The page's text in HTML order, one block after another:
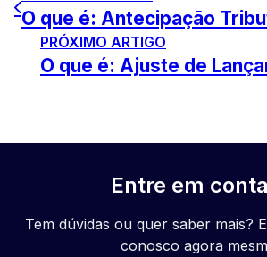
O que é: Antecipação
PRÓXIMO ARTIGO
O que é: Ajuste de
Entre em
Tem dúvidas ou quer saber mais?
conosco agora